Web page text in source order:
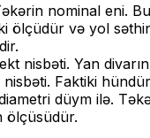
nominal eni.
ölçüdür və yol
nisbəti. Yan
Faktiki
düym ilə.
ölçüsüdür.